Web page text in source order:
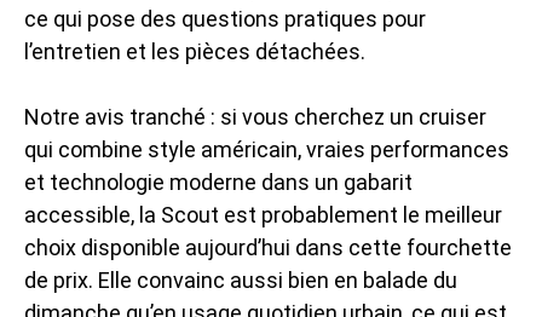
ce qui pose des questions pratiques pour
l’entretien et les pièces détachées.
Notre avis tranché : si vous cherchez un cruiser
qui combine style américain, vraies performances
et technologie moderne dans un gabarit
accessible, la Scout est probablement le meilleur
choix disponible aujourd’hui dans cette fourchette
de prix. Elle convainc aussi bien en balade du